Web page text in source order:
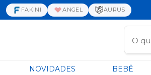
FAKINI ANGEL AURUS
NOVIDADES BEBÊ